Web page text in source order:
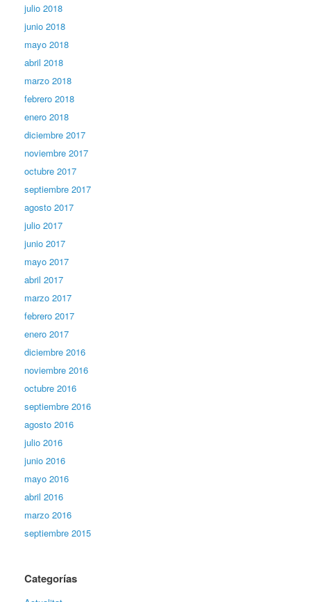
julio 2018
junio 2018
mayo 2018
abril 2018
marzo 2018
febrero 2018
enero 2018
diciembre 2017
noviembre 2017
octubre 2017
septiembre 2017
agosto 2017
julio 2017
junio 2017
mayo 2017
abril 2017
marzo 2017
febrero 2017
enero 2017
diciembre 2016
noviembre 2016
octubre 2016
septiembre 2016
agosto 2016
julio 2016
junio 2016
mayo 2016
abril 2016
marzo 2016
septiembre 2015
Categorías